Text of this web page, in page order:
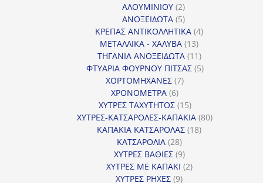
ΑΛΟΥΜΙΝΙΟΥ 22
προϊόντα
ΑΝΟΞΕΙΔΩΤΑ 55
προϊόντα
ΚΡΕΠΑΣ ΑΝΤΙΚΟΛΛΗΤΙΚΑ 44
ΜΕΤΑΛΛΙΚΑ - ΧΑΛΥΒΑ 1313
προϊόντα
ΤΗΓΑΝΙΑ ΑΝΟΞΕΙΔΩΤΑ 1111
προϊόντα
ΦΤΥΑΡΙΑ ΦΟΥΡΝΟΥ ΠΙΤΣΑΣ 55
ΧΟΡΤΟΜΗΧΑΝΕΣ 77
ΧΡΟΝΟΜΕΤΡΑ 66
προϊόντα
ΧΥΤΡΕΣ ΤΑΧΥΤΗΤΟΣ 1515
προϊόντα
ΧΥΤΡΕΣ-ΚΑΤΣΑΡΟΛΕΣ-ΚΑΠΑΚΙΑ 8080
ΚΑΠΑΚΙΑ ΚΑΤΣΑΡΟΛΑΣ 1818
ΚΑΤΣΑΡΟΛΙΑ 2828
προϊόντα
ΧΥΤΡΕΣ ΒΑΘΙΕΣ 99
προϊόντα
ΧΥΤΡΕΣ ΜΕ ΚΑΠΑΚΙ 22
ΧΥΤΡΕΣ ΡΗΧΕΣ 99